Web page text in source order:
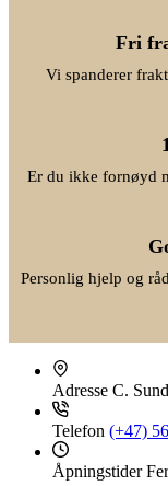
Fri
Vi spanderer
Er du ikke fornøyd
Personlig hjelp og
Adresse C.
Telefon (+47)
Åpningstider